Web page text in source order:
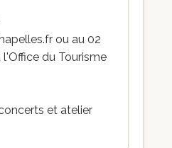
ou au 02
du Tourisme
et atelier